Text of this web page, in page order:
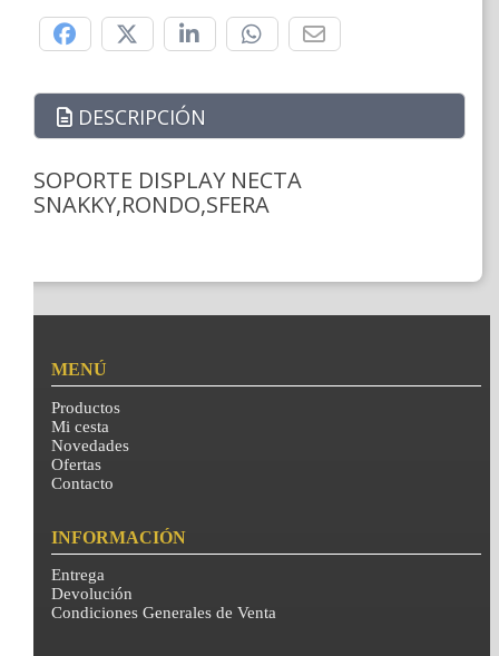
DESCRIPCIÓN
SOPORTE DISPLAY NECTA
SNAKKY,RONDO,SFERA
MENÚ
Productos
Mi cesta
Novedades
Ofertas
Contacto
INFORMACIÓN
Entrega
Devolución
Condiciones Generales de Venta